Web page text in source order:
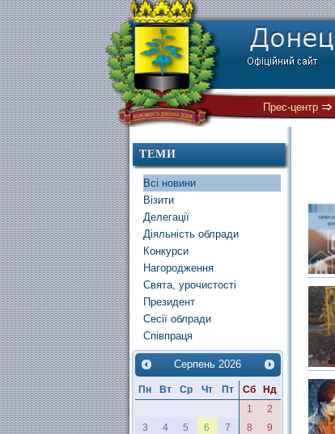
Прес-центр
ТЕМИ
Всі новини
Візити
Делегації
Діяльність облради
Конкурси
Нагородження
Свята, урочистості
Президент
Сесії облради
Співпраця
Серпень 2026
Пн Вт Ср Чт Пт Сб
Нд
1
2
3
4 5 6 7 8
9